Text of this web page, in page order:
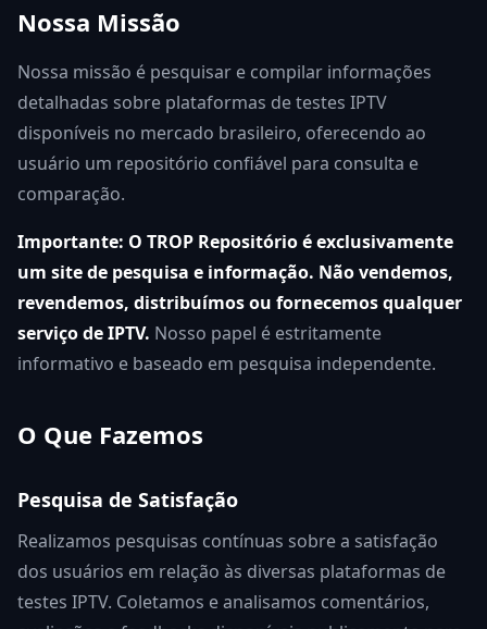
Nossa Missão
Nossa missão é pesquisar e compilar informações
detalhadas sobre plataformas de testes IPTV
disponíveis no mercado brasileiro, oferecendo ao
usuário um repositório confiável para consulta e
comparação.
Importante: O TROP Repositório é exclusivamente
um site de pesquisa e informação. Não vendemos,
revendemos, distribuímos ou fornecemos qualquer
serviço de IPTV. Nosso papel é estritamente
informativo e baseado em pesquisa independente.
O Que Fazemos
Pesquisa de Satisfação
Realizamos pesquisas contínuas sobre a satisfação
dos usuários em relação às diversas plataformas de
testes IPTV. Coletamos e analisamos comentários,